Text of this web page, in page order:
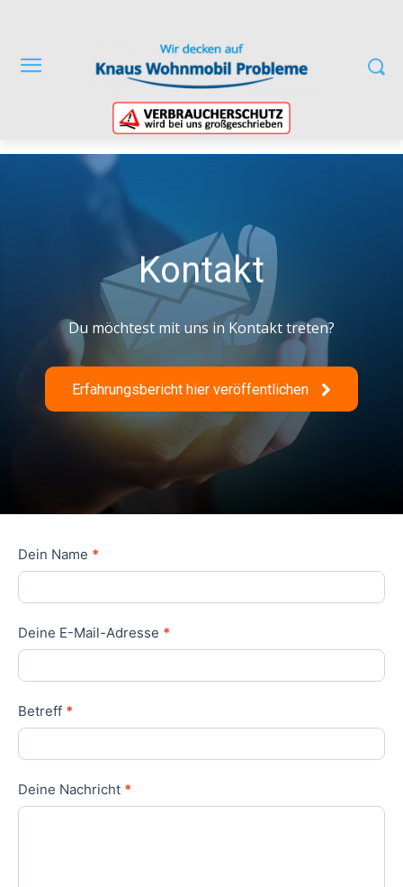
Kontakt
Du möchtest mit uns in Kontakt treten?
Erfahrungsbericht hier veröffentlichen
Kontakt
Dein Name *
Deine E-Mail-Adresse *
Betreff *
Deine Nachricht *